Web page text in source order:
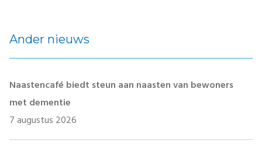
Ander nieuws
Naastencafé biedt steun aan naasten van bewoners
met dementie
7 augustus 2026